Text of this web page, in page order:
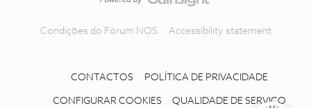
Condições do Fórum NOS Accessibility statement
CONTACTOS POLÍTICA DE PRIVACIDADE
CONFIGURAR COOKIES QUALIDADE DE SERVIÇO